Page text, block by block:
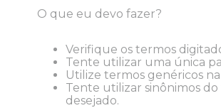
O que eu devo fazer?
Verifique os termos
Tente utilizar uma única
Utilize termos genéricos
Tente utilizar sinônimos
desejado.